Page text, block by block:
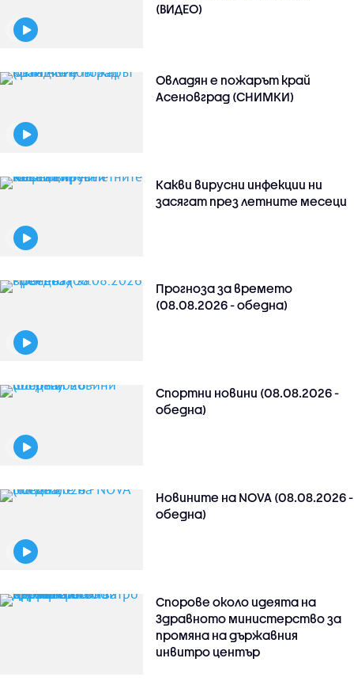
(ВИДЕО)
Овладян е пожарът край
Асеновград (СНИМКИ)
Какви вирусни инфекции ни
засягат през летните месеци
Прогноза за времето
(08.08.2026 - обедна)
Спортни новини (08.08.2026 -
обедна)
Новините на NOVA (08.08.2026 -
обедна)
Спорове около идеята на
Здравното министерство за
промяна на държавния
инвитро център